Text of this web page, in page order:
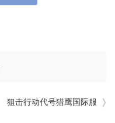
狙击行动代号猎鹰国际服